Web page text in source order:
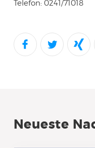
Telefon: 0241/71018
Neueste